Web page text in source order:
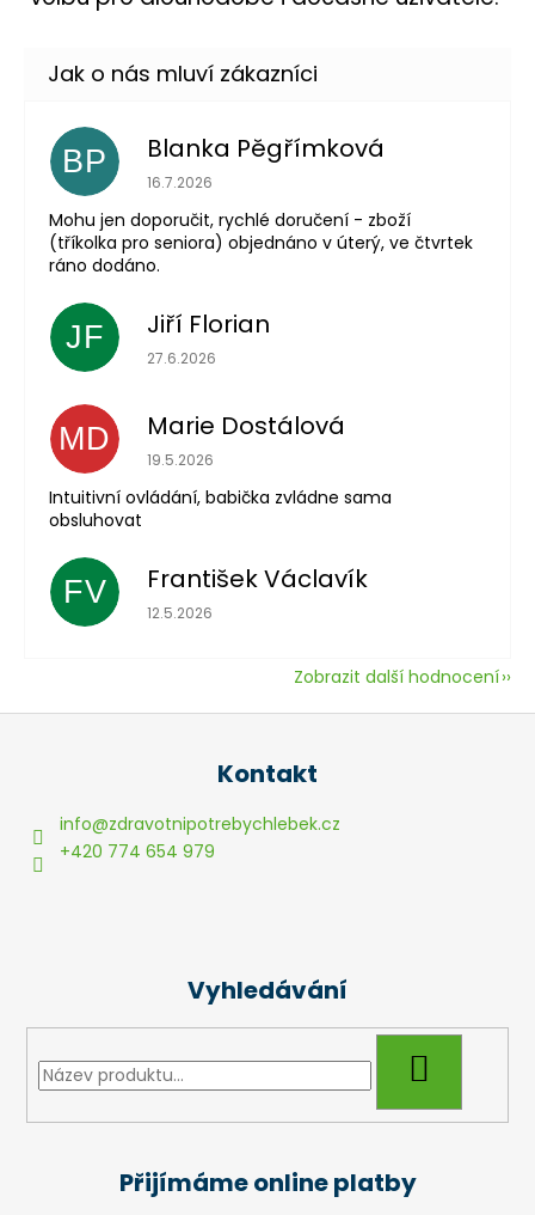
BP Blanka Pěgřímková
Hodnocení obchodu je 5 z 5 hvězdiček.
16.7.2026
Mohu jen doporučit, rychlé doručení - zboží
(tříkolka pro seniora) objednáno v úterý, ve čtvrtek
ráno dodáno.
JF Jiří Florian
Hodnocení obchodu je 5 z 5 hvězdiček.
27.6.2026
MD Marie Dostálová
Hodnocení obchodu je 5 z 5 hvězdiček.
19.5.2026
Intuitivní ovládání, babička zvládne sama
obsluhovat
FV František Václavík
Hodnocení obchodu je 5 z 5 hvězdiček.
12.5.2026
Zobrazit další hodnocení
Kontakt
info@zdravotnipotrebychlebek.cz
+420 774 654 979
Vyhledávání
Přijímáme online platby